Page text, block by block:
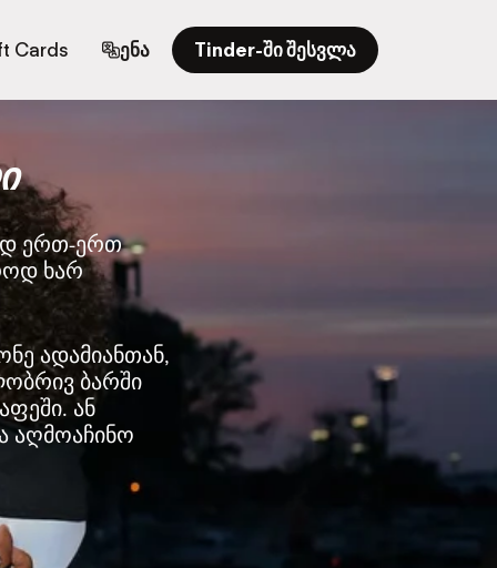
Cards ენა Tinder-ში შესვლა
ერთ-ერთ
ხარ
ადამიანთან,
ბარში
ან
აღმოაჩინო